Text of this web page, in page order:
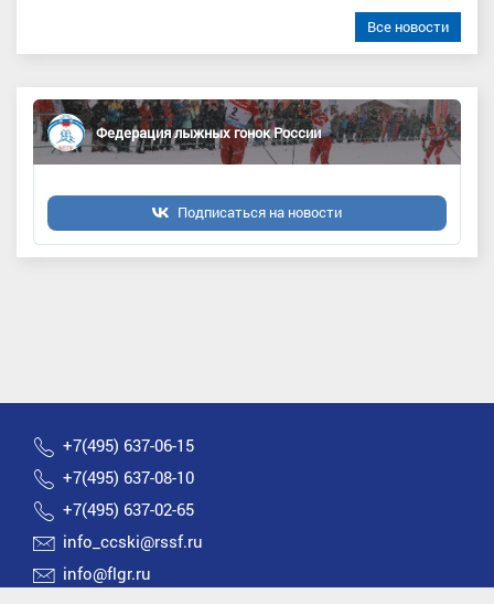
Все новости
Федерация лыжных гонок России
Подписаться на новости
+7(495) 637-06-15
+7(495) 637-08-10
+7(495) 637-02-65
info_ccski@rssf.ru
info@flgr.ru